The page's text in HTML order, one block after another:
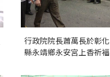
行政院院長蕭萬長於彰化
縣永靖鄉永安宮上香祈福